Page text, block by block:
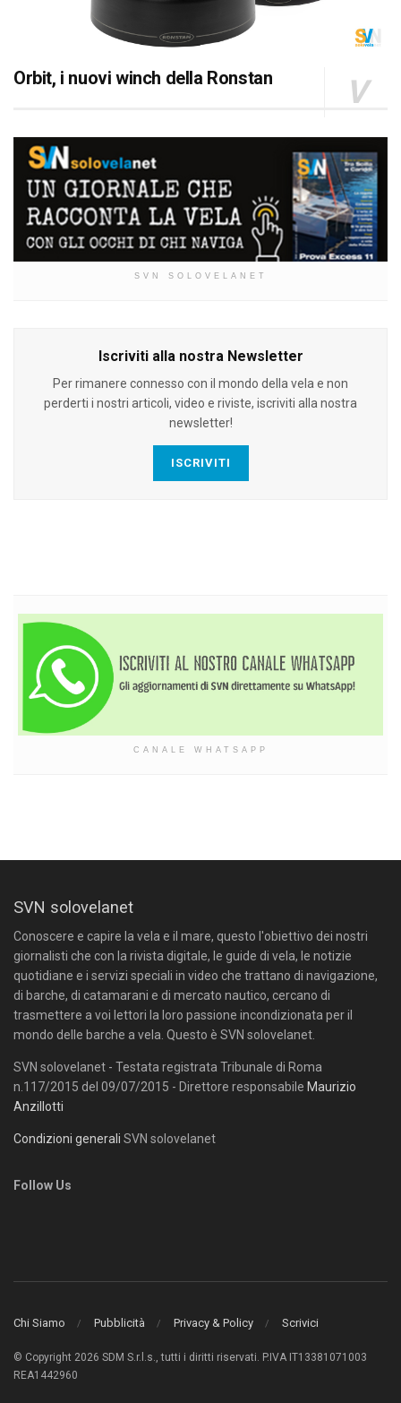
Orbit, i nuovi winch della Ronstan
SVN SOLOVELANET
Iscriviti alla nostra Newsletter
Per rimanere connesso con il mondo della vela e non
perderti i nostri articoli, video e riviste, iscriviti alla nostra
newsletter!
ISCRIVITI
CANALE WHATSAPP
SVN solovelanet
Conoscere e capire la vela e il mare, questo l'obiettivo dei nostri
giornalisti che con la rivista digitale, le guide di vela, le notizie
quotidiane e i servizi speciali in video che trattano di navigazione,
di barche, di catamarani e di mercato nautico, cercano di
trasmettere a voi lettori la loro passione incondizionata per il
mondo delle barche a vela. Questo è SVN solovelanet.
SVN solovelanet - Testata registrata Tribunale di Roma
n.117/2015 del 09/07/2015 - Direttore responsabile Maurizio
Anzillotti
Condizioni generali SVN solovelanet
Follow Us
Chi Siamo Pubblicità Privacy & Policy Scrivici
© Copyright 2026 SDM S.r.l.s., tutti i diritti riservati. P.IVA IT13381071003
REA1442960